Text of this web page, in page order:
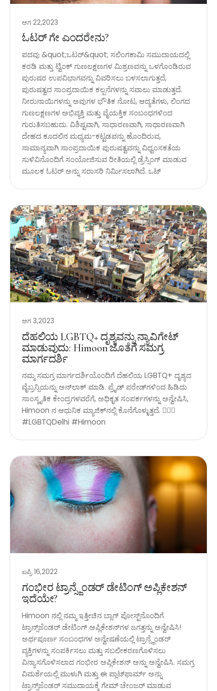
ಆಗ 22,2023
ಓಟರ್ ಗೇ ಎಂದರೇನು?
ಪದವು &quot;ಒಟರ್&quot; ಸಲಿಂಗಕಾಮಿ ಸಮುದಾಯದಲ್ಲಿ
ಕರಡಿ ಮತ್ತು ಟ್ವಿಂಕ್ ಗುಣಲಕ್ಷಣಗಳ ಮಿಶ್ರಣವನ್ನು ಒಳಗೊಂಡಿರುವ
ಪುರುಷರ ಉಪವಿಭಾಗವನ್ನು ವಿವರಿಸಲು ಬಳಸಲಾಗುತ್ತದೆ,
ಪುರುಷತ್ವದ ಸಾಂಪ್ರದಾಯಿಕ ಕಲ್ಪನೆಗಳನ್ನು ಸವಾಲು ಮಾಡುತ್ತದೆ.
ನೀರುನಾಯಿಗಳನ್ನು ಅವುಗಳ ಭೌತಿಕ ನೋಟ, ಆದ್ಯತೆಗಳು, ಲಿಂಗದ
ಗುಣಲಕ್ಷಣಗಳ ಅಭಿವ್ಯಕ್ತಿ ಮತ್ತು ವೈಯಕ್ತಿಕ ಸಂಬಂಧಗಳಿಂದ
ಗುರುತಿಸಬಹುದು. ವಿಶಿಷ್ಟವಾಗಿ, ಸಾಧಾರಣವಾಗಿ, ಸಾಧಾರಣವಾಗಿ
ದೇಹದ ಕೂದಲಿನ ಮಧ್ಯಮ-ಕಟ್ಟಡವನ್ನು ಹೊಂದಿರುವ,
ಸಾಮಾನ್ಯವಾಗಿ ಸಾಂಪ್ರದಾಯಿಕ ಪುರುಷತ್ವವನ್ನು ವಿಧ್ವಂಸಕತೆಯ
ಸುಳಿವಿನೊಂದಿಗೆ ಸಂಯೋಜಿಸುವ ರೀತಿಯಲ್ಲಿ ಡ್ರೆಸ್ಸಿಂಗ್ ಮಾಡುವ
ಮೂಲಕ ಓಟರ್ ಅನ್ನು ಸರಾಸರಿ ನಿರ್ಮಿಸಲಾಗಿದೆ. ಒಟ್
ಆಗ 3,2023
ದೆಹಲಿಯ LGBTQ+ ದೃಶ್ಯವನ್ನು ನ್ಯಾವಿಗೇಟ್
ಮಾಡುವುದು: Himoon ಜೊತೆಗೆ ಸಮಗ್ರ
ಮಾರ್ಗದರ್ಶಿ
ನಮ್ಮ ಸಮಗ್ರ ಮಾರ್ಗದರ್ಶಿಯೊಂದಿಗೆ ದೆಹಲಿಯ LGBTQ+ ದೃಶ್ಯದ
ವೈಬ್ರನ್ಸಿಯನ್ನು ಅನ್‌ಲಾಕ್ ಮಾಡಿ. ಪ್ರೈಡ್ ಪರೇಡ್‌ಗಳಿಂದ ಹಿಡಿದು
ಸಾಂಸ್ಕೃತಿಕ ಕೇಂದ್ರಗಳವರೆಗೆ, ಅಧಿಕೃತ ಸಂಪರ್ಕಗಳನ್ನು ಅನ್ವೇಷಿಸಿ,
Himoon ನ ಆಧುನಿಕ ಮ್ಯಾಜಿಕ್‌ನಲ್ಲಿ ಕೊನೆಗೊಳ್ಳುತ್ತದೆ. 🏳️‍🌈✨
#LGBTQDelhi #Himoon
ಏಪ್ರಿ 16,2022
ಗಂಭೀರ ಟ್ರಾನ್ಸ್ಜೆಂಡರ್ ಡೇಟಿಂಗ್ ಅಪ್ಲಿಕೇಶನ್
ಇದೆಯೇ?
Himoon ನಲ್ಲಿ ನಮ್ಮ ಇತ್ತೀಚಿನ ಬ್ಲಾಗ್ ಪೋಸ್ಟ್‌ನೊಂದಿಗೆ
ಟ್ರಾನ್ಸ್‌ಜೆಂಡರ್ ಡೇಟಿಂಗ್ ಅಪ್ಲಿಕೇಶನ್‌ಗಳ ಜಗತ್ತನ್ನು ಅನ್ವೇಷಿಸಿ!
ಅರ್ಥಪೂರ್ಣ ಸಂಬಂಧಗಳ ಅನ್ವೇಷಣೆಯಲ್ಲಿ ಟ್ರಾನ್ಸ್ಜೆಂಡರ್
ವ್ಯಕ್ತಿಗಳನ್ನು ಸಂಪರ್ಕಿಸಲು ಮತ್ತು ಸಬಲೀಕರಣಗೊಳಿಸಲು
ವಿನ್ಯಾಸಗೊಳಿಸಲಾದ ಗಂಭೀರ ಅಪ್ಲಿಕೇಶನ್ ಅನ್ನು ಅನ್ವೇಷಿಸಿ. ಸಮಗ್ರ
ವಿಮರ್ಶೆಯಲ್ಲಿ ಮುಳುಗಿ ಮತ್ತು ಈ ಪ್ಲಾಟ್‌ಫಾರ್ಮ್ ಅನ್ನು
ಟ್ರಾನ್ಸ್‌ಜೆಂಡರ್ ಸಮುದಾಯಕ್ಕೆ ಗೇಮ್ ಚೇಂಜರ್ ಮಾಡುವ